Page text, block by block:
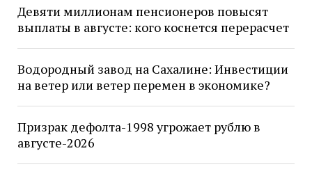
Девяти миллионам пенсионеров повысят
выплаты в августе: кого коснется перерасчет
Водородный завод на Сахалине: Инвестиции
на ветер или ветер перемен в экономике?
Призрак дефолта-1998 угрожает рублю в
августе-2026